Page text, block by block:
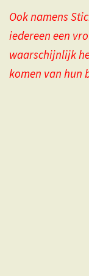
Ook namens
iedereen een
waarschijnlijk
komen van hun